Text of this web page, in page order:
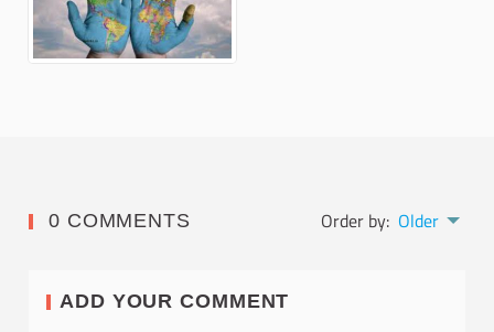
0 COMMENTS Order by: Older
ADD YOUR COMMENT